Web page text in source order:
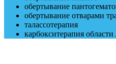
обертывание
обертывание отварами
талассотерапия
карбокситерапия